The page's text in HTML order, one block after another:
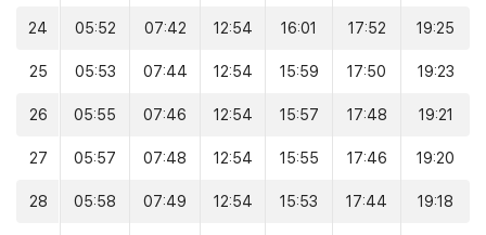
24 05:52 07:42 12:54 16:01 17:52 19:25
25 05:53 07:44 12:54 15:59 17:50 19:23
26 05:55 07:46 12:54 15:57 17:48 19:21
27 05:57 07:48 12:54 15:55 17:46 19:20
28 05:58 07:49 12:54 15:53 17:44 19:18